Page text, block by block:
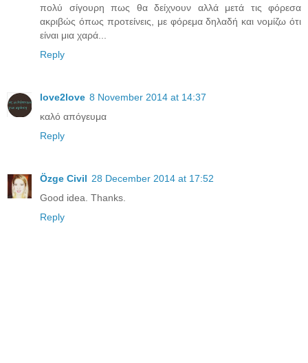
πολύ σίγουρη πως θα δείχνουν αλλά μετά τις φόρεσα
ακριβώς όπως προτείνεις, με φόρεμα δηλαδή και νομίζω ότι
είναι μια χαρά...
Reply
love2love 8 November 2014 at 14:37
καλό απόγευμα
Reply
Özge Civil 28 December 2014 at 17:52
Good idea. Thanks.
Reply